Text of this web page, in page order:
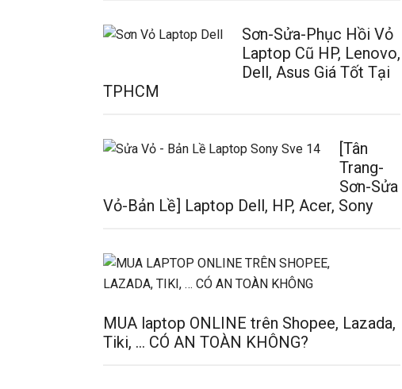
Sơn-Sửa-Phục Hồi Vỏ
Laptop Cũ HP, Lenovo,
Dell, Asus Giá Tốt Tại
TPHCM
[Tân
Trang-
Sơn-Sửa
Vỏ-Bản Lề] Laptop Dell, HP, Acer, Sony
MUA laptop ONLINE trên Shopee, Lazada,
Tiki, … CÓ AN TOÀN KHÔNG?